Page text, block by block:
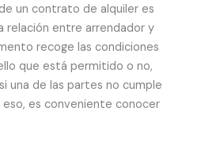
un contrato de alquiler es
relación entre arrendador y
recoge las condiciones
que está permitido o no,
una de las partes no cumple
es conveniente conocer